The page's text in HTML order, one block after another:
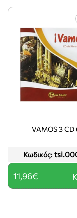
Κωδικός:
VAMOS 3 CD
11,96€